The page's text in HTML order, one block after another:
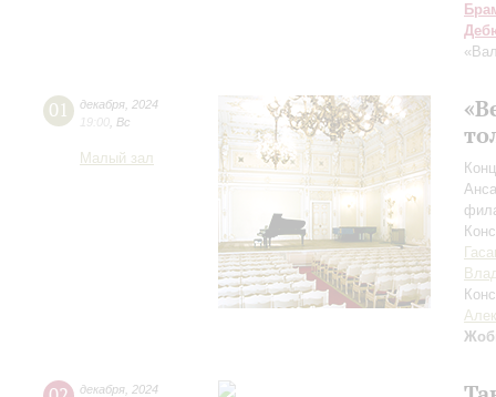
01 декабря 2024
19:00 Вс
Малый зал
декабря 2024